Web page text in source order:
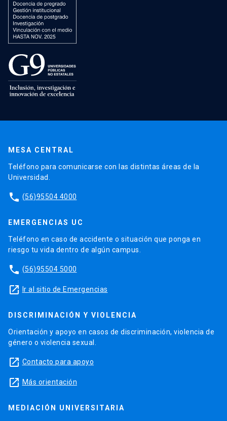
MESA CENTRAL
Teléfono para comunicarse con las distintas áreas de la
Universidad.
phone (56)95504 4000
EMERGENCIAS UC
Teléfono en caso de accidente o situación que ponga en
riesgo tu vida dentro de algún campus.
phone (56)95504 5000
launch Ir al sitio de Emergencias
DISCRIMINACIÓN Y VIOLENCIA
Orientación y apoyo en casos de discriminación, violencia de
género o violencia sexual.
launch Contacto para apoyo
launch Más orientación
MEDIACIÓN UNIVERSITARIA